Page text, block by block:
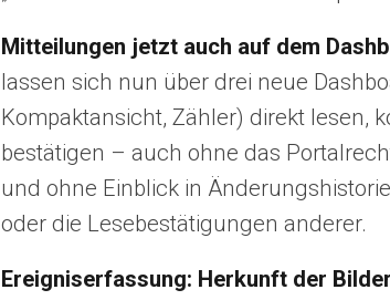
Mitteilungen jetzt auch auf dem
lassen sich nun über drei neue
Kompaktansicht, Zähler) direkt lesen,
bestätigen – auch ohne das
und ohne Einblick in
oder die Lesebestätigungen anderer.
Ereigniserfassung: Herkunft der